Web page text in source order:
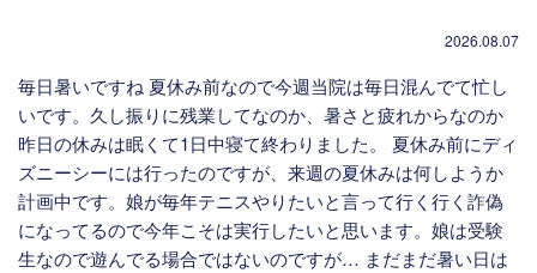
2026.08.07
毎日暑いですね 夏休み前なので今週当院は毎日混んでて忙し
いです。久し振りに残業してなのか、暑さと疲れからなのか
昨日の休みは眠くて1日中寝て終わりました。 夏休み前にディ
ズニーシーには行ったのですが、来週の夏休みは何しようか
計画中です。娘が毎年テニスやりたいと言って行く行く詐偽
になってるので今年こそは実行したいと思います。娘は受験
生なので遊んでる場合ではないのですが… まだまだ暑い日は